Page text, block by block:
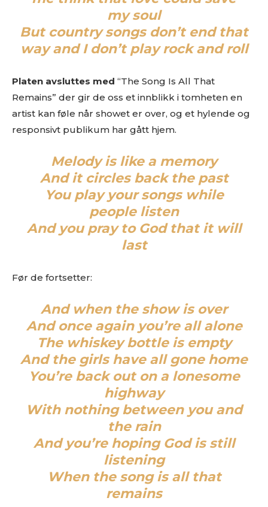
my soul
But country songs don’t end that
way and I don’t play rock and roll
Platen avsluttes med “The Song Is All That
Remains” der gir de oss et innblikk i tomheten en
artist kan føle når showet er over, og et hylende og
responsivt publikum har gått hjem.
Melody is like a memory
And it circles back the past
You play your songs while
people listen
And you pray to God that it will
last
Før de fortsetter:
And when the show is over
And once again you’re all alone
The whiskey bottle is empty
And the girls have all gone home
You’re back out on a lonesome
highway
With nothing between you and
the rain
And you’re hoping God is still
listening
When the song is all that
remains